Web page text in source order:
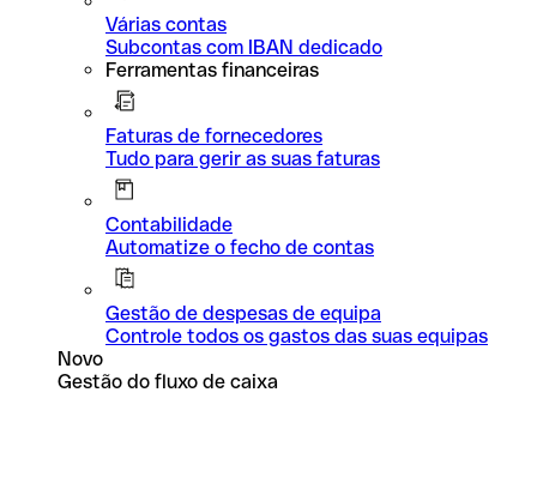
Várias contas
Subcontas com IBAN dedicado
Ferramentas financeiras
Faturas de fornecedores
Tudo para gerir as suas faturas
Contabilidade
Automatize o fecho de contas
Gestão de despesas de equipa
Controle todos os gastos das suas equipas
Novo
Gestão do fluxo de caixa